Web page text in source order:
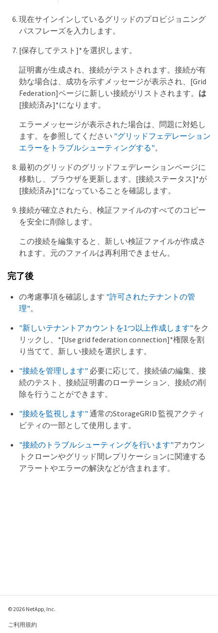
現在サインインしているグリッドのプロビジョニング
パスフレーズを入力します。
[保存してテスト]*を選択します。
証明書が生成され、接続がテストされます。接続が有
効な場合は、成功を示すメッセージが表示され、[Grid
Federation]ページに新しい接続がリストされます。 は
[接続済み]*になります。
エラーメッセージが表示された場合は、問題に対処し
ます。を参照してください "グリッドフェデレーション
エラーをトラブルシューティングする"。
最初のグリッドのグリッドフェデレーションページに
移動し、ブラウザを更新します。[接続ステータス]*が
[接続済み]*になっていることを確認します。
接続が確立されたら、検証ファイルのすべてのコピー
を安全に削除します。
この接続を編集すると、新しい検証ファイルが作成さ
れます。元のファイルは再利用できません。
完了後
の考慮事項を確認します "許可されたテナントの管
理"。
"新しいテナントアカウントを1つ以上作成します"をク
リックし、*[Use grid federation connection]*権限を割
り当てて、新しい接続を選択します。
"接続を管理します" 必要に応じて。接続値の編集、接
続のテスト、接続証明書のローテーション、接続の削
除を行うことができます。
"接続を監視します" 通常のStorageGRID 監視アクティ
ビティの一部として使用します。
"接続のトラブルシューティングを行います"アカウン
トクローンやグリッド間レプリケーションに関連する
アラートやエラーの解決などが含まれます。
© 2026 NetApp, Inc.
ご利用規約